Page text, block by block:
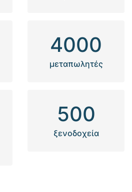
4000
μεταπωλητές
500
ξενοδοχεία